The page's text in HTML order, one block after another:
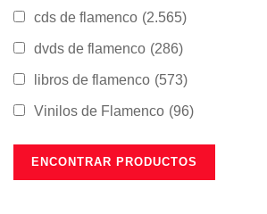
cds de flamenco (2.565)
dvds de flamenco (286)
libros de flamenco (573)
Vinilos de Flamenco (96)